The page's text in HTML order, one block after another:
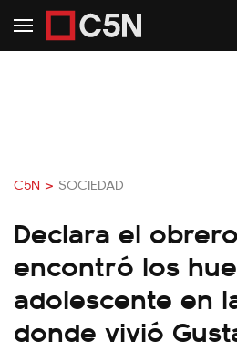
C5N > SOCIEDAD
Declara el
encontró los
adolescente en
donde vivió